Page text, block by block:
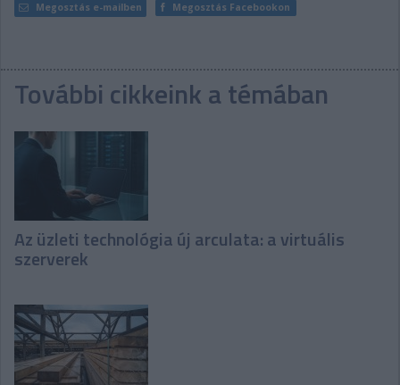
Megosztás e-mailben Megosztás Facebookon
További cikkeink a témában
Az üzleti technológia új arculata: a virtuális
szerverek